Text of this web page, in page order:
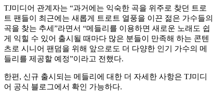
TJ미디어 관계자는 “과거에는 익숙한 곡을 위주로 찾던 트로
트 팬들이 최근에는 새롭게 트로트 열풍을 이끈 젊은 가수들의
곡을 찾는 추세”라면서 “메들리를 이용하면 새로운 노래도 쉽
게 익힐 수 있어 출시될 때마다 많은 분들이 만족해 하는 콘텐
츠로 시니어 팬덤을 위해 앞으로도 더 다양한 인기 가수의 메
들리를 제공할 예정”이라고 전했다.
한편, 신규 출시되는 메들리에 대한 더 자세한 사항은 TJ미디
어 공식 블로그에서 확인 가능하다.